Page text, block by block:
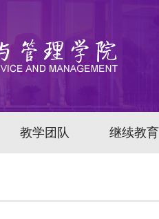
教学团队 继续教育